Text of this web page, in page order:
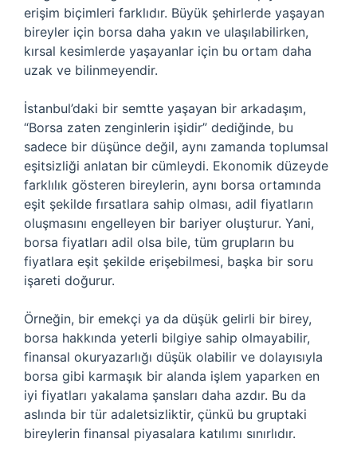
erişim biçimleri farklıdır. Büyük şehirlerde yaşayan
bireyler için borsa daha yakın ve ulaşılabilirken,
kırsal kesimlerde yaşayanlar için bu ortam daha
uzak ve bilinmeyendir.
İstanbul’daki bir semtte yaşayan bir arkadaşım,
“Borsa zaten zenginlerin işidir” dediğinde, bu
sadece bir düşünce değil, aynı zamanda toplumsal
eşitsizliği anlatan bir cümleydi. Ekonomik düzeyde
farklılık gösteren bireylerin, aynı borsa ortamında
eşit şekilde fırsatlara sahip olması, adil fiyatların
oluşmasını engelleyen bir bariyer oluşturur. Yani,
borsa fiyatları adil olsa bile, tüm grupların bu
fiyatlara eşit şekilde erişebilmesi, başka bir soru
işareti doğurur.
Örneğin, bir emekçi ya da düşük gelirli bir birey,
borsa hakkında yeterli bilgiye sahip olmayabilir,
finansal okuryazarlığı düşük olabilir ve dolayısıyla
borsa gibi karmaşık bir alanda işlem yaparken en
iyi fiyatları yakalama şansları daha azdır. Bu da
aslında bir tür adaletsizliktir, çünkü bu gruptaki
bireylerin finansal piyasalara katılımı sınırlıdır.